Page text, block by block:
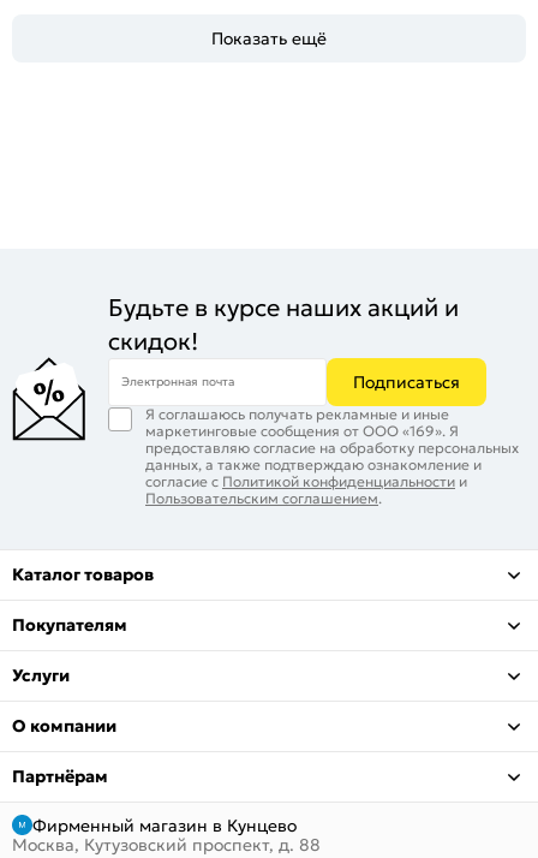
Показать ещё
Будьте в курсе наших акций и
скидок!
Электронная почта Подписаться
Я соглашаюсь получать рекламные и иные
маркетинговые сообщения от ООО «169». Я
предоставляю согласие на обработку персональных
данных, а также подтверждаю ознакомление и
согласие с Политикой конфиденциальности и
Пользовательским соглашением.
Каталог товаров
Покупателям
Услуги
О компании
Партнёрам
Фирменный магазин в Кунцево
Москва, Кутузовский проспект, д. 88